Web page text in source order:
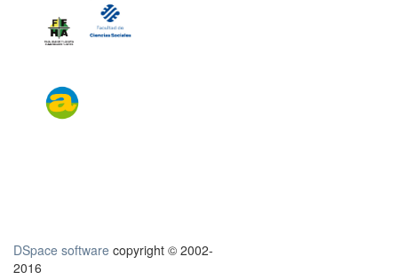
DSpace software copyright © 2002-
2016